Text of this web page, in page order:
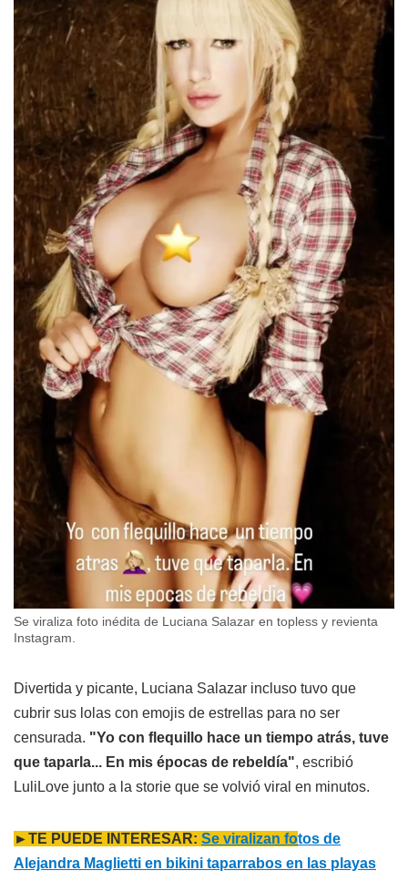
Se viraliza foto inédita de Luciana Salazar en topless y revienta
Instagram.
Divertida y picante, Luciana Salazar incluso tuvo que
cubrir sus lolas con emojis de estrellas para no ser
censurada. "Yo con flequillo hace un tiempo atrás, tuve
que taparla... En mis épocas de rebeldía", escribió
LuliLove junto a la storie que se volvió viral en minutos.
►TE PUEDE INTERESAR: Se viralizan fotos de
Alejandra Maglietti en bikini taparrabos en las playas